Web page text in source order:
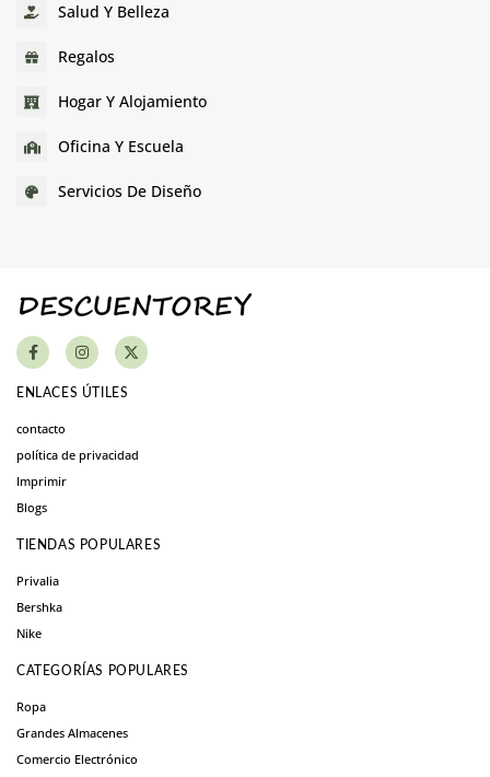
Salud Y Belleza
Regalos
Hogar Y Alojamiento
Oficina Y Escuela
Servicios De Diseño
ENLACES ÚTILES
contacto
política de privacidad
Imprimir
Blogs
TIENDAS POPULARES
Privalia
Bershka
Nike
CATEGORÍAS POPULARES
Ropa
Grandes Almacenes
Comercio Electrónico